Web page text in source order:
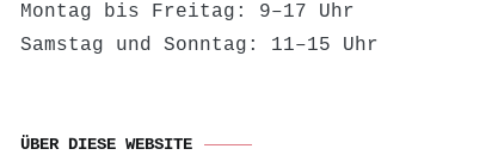
Montag bis Freitag: 9–17 Uhr
Samstag und Sonntag: 11–15 Uhr
ÜBER DIESE WEBSITE